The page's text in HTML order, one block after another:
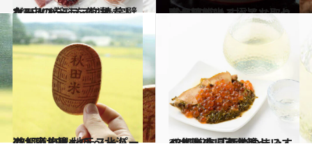
2018.11.25
ホームパーティに持参したい！ ビジュアルも完璧な7店のデリを厳選
グルメ 2018.10.20
職人技が光る極旨ソーセージBEST4 すべてお取り寄せ可能！
グルメ
2017.1.19
47都道府県 地元スーパーのおいしいもの ～北海道・東北篇～
グルメ 2017.12.17
47都道府県の美味しいすぐれもの 「酒のつまみ」～北海道・東北篇～
グルメ